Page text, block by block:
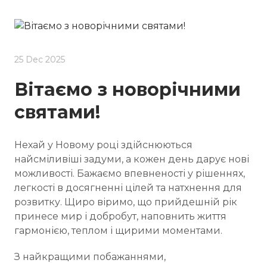
25 Dec 2025
Вітаємо з новорічними
святами!
Нехай у Новому році здійснюються
найсміливіші задуми, а кожен день дарує нові
можливості. Бажаємо впевненості у рішеннях,
легкості в досягненні цілей та натхнення для
розвитку. Щиро віримо, що прийдешній рік
принесе мир і добробут, наповнить життя
гармонією, теплом і щирими моментами.
З найкращими побажаннями,